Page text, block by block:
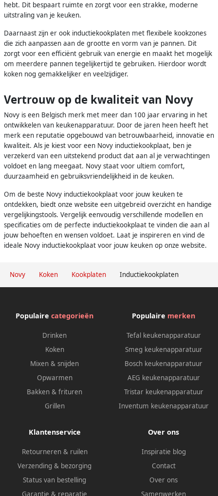
Novy Koken Kookplaten Inductiekookplaten
hebt. Dit bespaart ruimte en zorgt voor een strakke, moderne
uitstraling van je keuken.
Daarnaast zijn er ook inductiekookplaten met flexibele kookzones
die zich aanpassen aan de grootte en vorm van je pannen. Dit
zorgt voor een efficiënt gebruik van energie en maakt het mogelijk
om meerdere pannen tegelijkertijd te gebruiken. Hierdoor wordt
koken nog gemakkelijker en veelzijdiger.
Vertrouw op de kwaliteit van Novy
Novy is een Belgisch merk met meer dan 100 jaar ervaring in het
ontwikkelen van keukenapparatuur. Door de jaren heen heeft het
merk een reputatie opgebouwd van betrouwbaarheid, innovatie en
kwaliteit. Als je kiest voor een Novy inductiekookplaat, ben je
verzekerd van een uitstekend product dat aan al je verwachtingen
voldoet en lang meegaat. Novy staat voor ultiem comfort,
duurzaamheid en gebruiksvriendelijkheid in de keuken.
Om de beste Novy inductiekookplaat voor jouw keuken te
ontdekken, biedt onze website een uitgebreid overzicht en handige
vergelijkingstools. Vergelijk eenvoudig verschillende modellen en
specificaties om de perfecte inductiekookplaat te vinden die aan al
jouw behoeften en wensen voldoet. Laat je inspireren en vind de
ideale Novy inductiekookplaat voor jouw keuken op onze website.
Populaire categorieën
Drinken
Koken
Mixen & snijden
Opwarmen
Bakken & frituren
Grillen
Populaire merken
Tefal keukenapparatuur
Smeg keukenapparatuur
Bosch keukenapparatuur
AEG keukenapparatuur
Tristar keukenapparatuur
Inventum keukenapparatuur
Klantenservice
Retourneren & ruilen
Verzending & bezorging
Status van bestelling
Garantie & reparatie
Over ons
Inspiratie blog
Contact
Over ons
Samenwerken